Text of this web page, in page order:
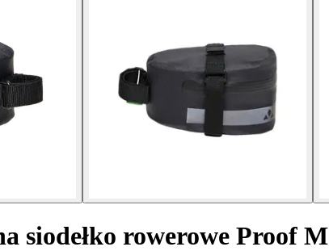
siodełko rowerowe Proof M